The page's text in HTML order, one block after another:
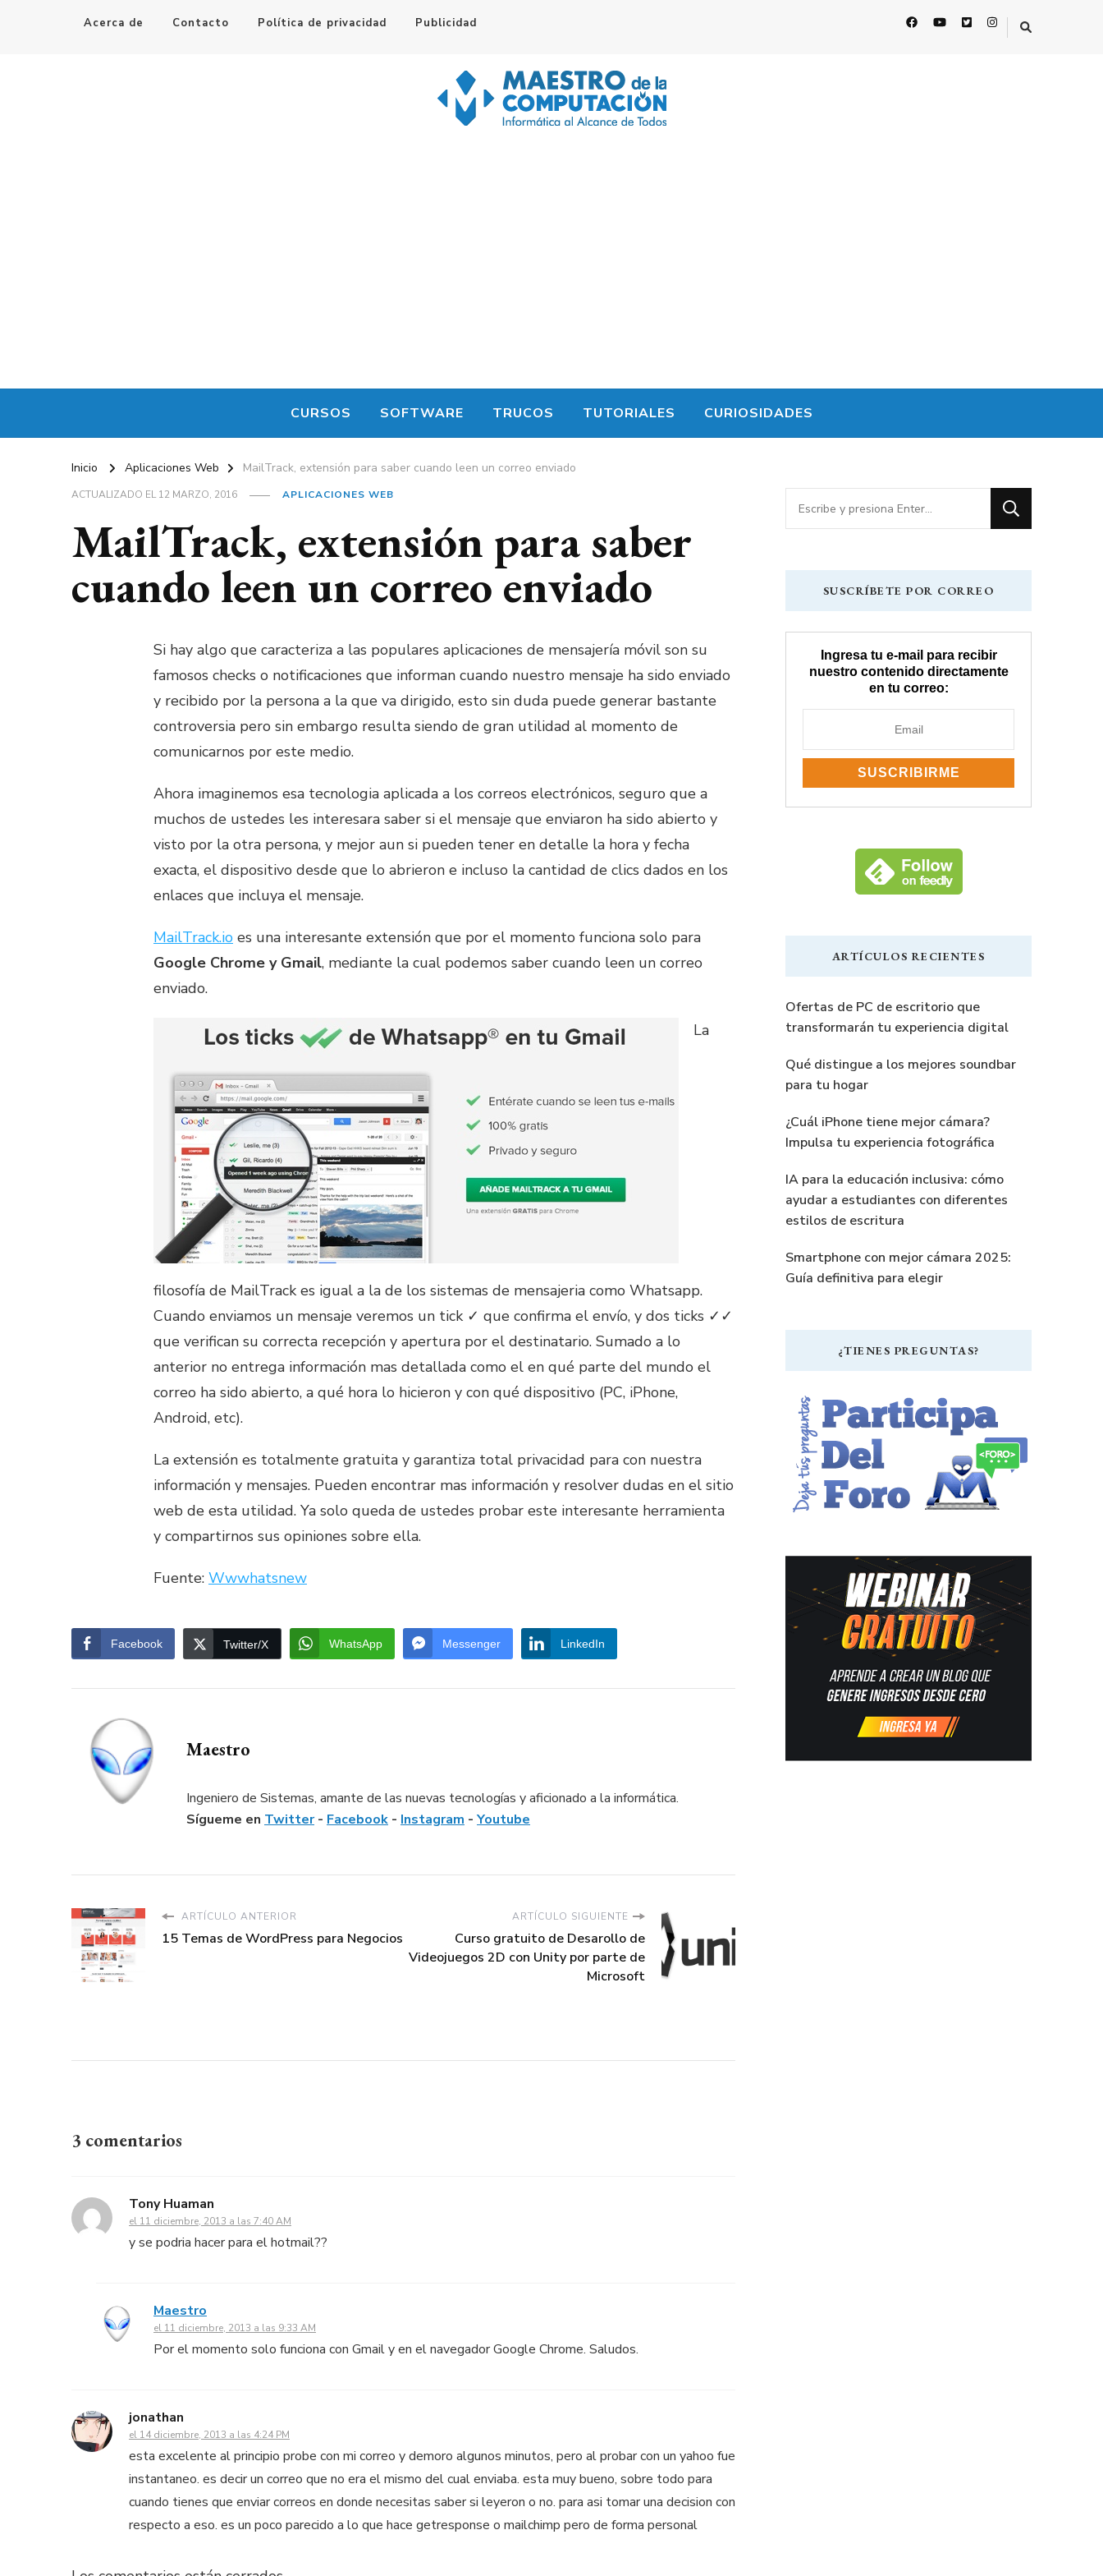
Acerca de Contacto Política de privacidad Publicidad
CURSOS SOFTWARE TRUCOS TUTORIALES CURIOSIDADES
Inicio Aplicaciones Web MailTrack, extensión para saber cuando leen un correo enviado
ACTUALIZADO EL12 MARZO, 2016 APLICACIONES WEB
MailTrack, extensión para saber
cuando leen un correo enviado
Si hay algo que caracteriza a las populares aplicaciones de mensajería móvil son su
famosos checks o notificaciones que informan cuando nuestro mensaje ha sido enviado
y recibido por la persona a la que va dirigido, esto sin duda puede generar bastante
controversia pero sin embargo resulta siendo de gran utilidad al momento de
comunicarnos por este medio.
Ahora imaginemos esa tecnologia aplicada a los correos electrónicos, seguro que a
muchos de ustedes les interesara saber si el mensaje que enviaron ha sido abierto y
visto por la otra persona, y mejor aun si pueden tener en detalle la hora y fecha
exacta, el dispositivo desde que lo abrieron e incluso la cantidad de clics dados en los
enlaces que incluya el mensaje.
MailTrack.io es una interesante extensión que por el momento funciona solo para
Google Chrome y Gmail, mediante la cual podemos saber cuando leen un correo
enviado.
La
filosofía de MailTrack es igual a la de los sistemas de mensajeria como Whatsapp.
Cuando enviamos un mensaje veremos un tick ✓ que confirma el envío, y dos ticks ✓✓
que verifican su correcta recepción y apertura por el destinatario. Sumado a lo
anterior no entrega información mas detallada como el en qué parte del mundo el
correo ha sido abierto, a qué hora lo hicieron y con qué dispositivo (PC, iPhone,
Android, etc).
La extensión es totalmente gratuita y garantiza total privacidad para con nuestra
información y mensajes. Pueden encontrar mas información y resolver dudas en el sitio
web de esta utilidad. Ya solo queda de ustedes probar este interesante herramienta
y compartirnos sus opiniones sobre ella.
Fuente: Wwwhatsnew
Facebook Twitter/X WhatsApp Messenger LinkedIn
Maestro
Ingeniero de Sistemas, amante de las nuevas tecnologías y aficionado a la informática.
Sígueme en Twitter- Facebook - Instagram - Youtube
ARTÍCULO ANTERIOR
15 Temas de WordPress para Negocios
ARTÍCULO SIGUIENTE
Curso gratuito de Desarollo de
Videojuegos 2D con Unity por parte de
Microsoft
3 comentarios
Tony Huaman
el 11 diciembre, 2013 a las 7:40 AM
y se podria hacer para el hotmail??
Maestro
el 11 diciembre, 2013 a las 9:33 AM
Por el momento solo funciona con Gmail y en el navegador Google Chrome. Saludos.
jonathan
el 14 diciembre, 2013 a las 4:24 PM
esta excelente al principio probe con mi correo y demoro algunos minutos, pero al probar con un yahoo fue
instantaneo. es decir un correo que no era el mismo del cual enviaba. esta muy bueno, sobre todo para
cuando tienes que enviar correos en donde necesitas saber si leyeron o no. para asi tomar una decision con
respecto a eso. es un poco parecido a lo que hace getresponse o mailchimp pero de forma personal
¿Buscas
algo?
SUSCRÍBETE POR CORREO
Ingresa tu e-mail para recibir
nuestro contenido directamente
en tu correo:
ARTÍCULOS RECIENTES
Ofertas de PC de escritorio que
transformarán tu experiencia digital
Qué distingue a los mejores soundbar
para tu hogar
¿Cuál iPhone tiene mejor cámara?
Impulsa tu experiencia fotográfica
IA para la educación inclusiva: cómo
ayudar a estudiantes con diferentes
estilos de escritura
Smartphone con mejor cámara 2025:
Guía definitiva para elegir
¿TIENES PREGUNTAS?